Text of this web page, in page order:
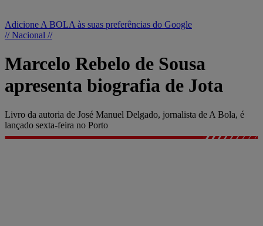
Adicione A BOLA às suas preferências do Google
// Nacional //
Marcelo Rebelo de Sousa
apresenta biografia de Jota
Livro da autoria de José Manuel Delgado, jornalista de A Bola, é
lançado sexta-feira no Porto